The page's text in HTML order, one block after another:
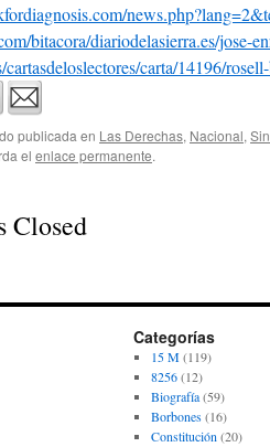
bitacora/diariodelasierra.es/jose-
cartasdeloslectores/carta/14196/
publicada en Las Derechas, Nacional,
el enlace permanente.
Closed
Categorías
15 M(119)
8256(12)
Biografía(59)
Borbones(16)
Constitución (20)